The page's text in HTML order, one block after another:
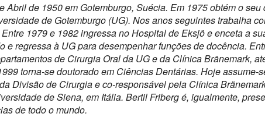
Abril de 1950 em Gotemburgo, Suécia. Em 1975 obtém o seu
de Gotemburgo (UG). Nos anos seguintes trabalha
1979 e 1982 ingressa no Hospital de Eksjö e enceta a
e regressa à UG para desempenhar funções de docência.
de Cirurgia Oral da UG e da Clínica Bränemark,
torna-se doutorado em Ciências Dentárias. Hoje assume-
Divisão de Cirurgia e co-responsável pela Clínica
de Siena, em Itália. Bertil Friberg é, igualmente,
de todo o mundo.